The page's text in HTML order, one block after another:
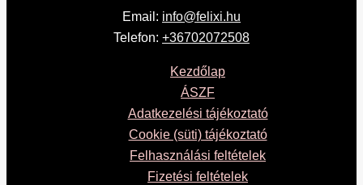
Email: info@felixi.hu
Telefon: +36702072508
Kezdőlap
ÁSZF
Adatkezelési tájékoztató
Cookie (süti) tájékoztató
Felhasználási feltételek
Fizetési feltételek